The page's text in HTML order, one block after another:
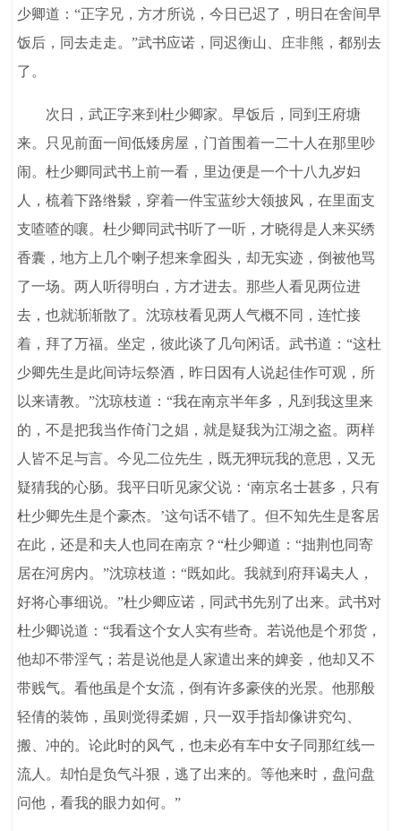
少卿道：“正字兄，方才所说，今日已迟了，明日在舍间早
饭后，同去走走。”武书应诺，同迟衡山、庄非熊，都别去
了。
次日，武正字来到杜少卿家。早饭后，同到王府塘
来。只见前面一间低矮房屋，门首围着一二十人在那里吵
闹。杜少卿同武书上前一看，里边便是一个十八九岁妇
人，梳着下路绺鬏，穿着一件宝蓝纱大领披风，在里面支
支喳喳的嚷。杜少卿同武书听了一听，才晓得是人来买绣
香囊，地方上几个喇子想来拿囮头，却无实迹，倒被他骂
了一场。两人听得明白，方才进去。那些人看见两位进
去，也就渐渐散了。沈琼枝看见两人气概不同，连忙接
着，拜了万福。坐定，彼此谈了几句闲话。武书道：“这杜
少卿先生是此间诗坛祭酒，昨日因有人说起佳作可观，所
以来请教。”沈琼枝道：“我在南京半年多，凡到我这里来
的，不是把我当作倚门之娼，就是疑我为江湖之盗。两样
人皆不足与言。今见二位先生，既无狎玩我的意思，又无
疑猜我的心肠。我平日听见家父说：‘南京名士甚多，只有
杜少卿先生是个豪杰。’这句话不错了。但不知先生是客居
在此，还是和夫人也同在南京？“杜少卿道：“拙荆也同寄
居在河房内。”沈琼枝道：“既如此。我就到府拜谒夫人，
好将心事细说。”杜少卿应诺，同武书先别了出来。武书对
杜少卿说道：“我看这个女人实有些奇。若说他是个邪货，
他却不带淫气；若是说他是人家遣出来的婢妾，他却又不
带贱气。看他虽是个女流，倒有许多豪侠的光景。他那般
轻倩的装饰，虽则觉得柔媚，只一双手指却像讲究勾、
搬、冲的。论此时的风气，也未必有车中女子同那红线一
流人。却怕是负气斗狠，逃了出来的。等他来时，盘问盘
问他，看我的眼力如何。”